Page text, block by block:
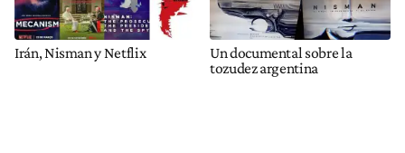
Irán, Nisman y Netflix
Un documental sobre la
tozudez argentina